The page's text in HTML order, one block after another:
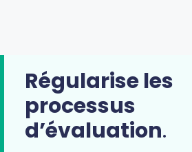
Régularise les
processus
d’évaluation.